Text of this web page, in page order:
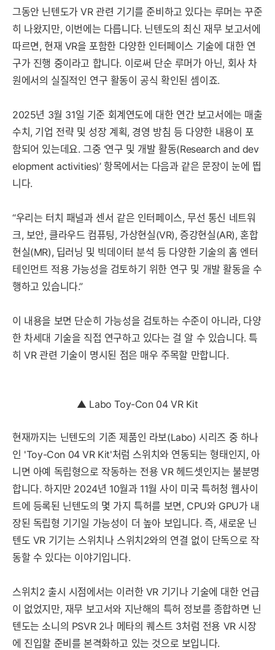
그동안 닌텐도가 VR 관련 기기를 준비하고 있다는 루머는 꾸준
히 나왔지만, 이번에는 다릅니다. 닌텐도의 최신 재무 보고서에
따르면, 현재 VR을 포함한 다양한 인터페이스 기술에 대한 연
구가 진행 중이라고 합니다. 이로써 단순 루머가 아닌, 회사 차
원에서의 실질적인 연구 활동이 공식 확인된 셈이죠.
2025년 3월 31일 기준 회계연도에 대한 연간 보고서에는 매출
수치, 기업 전략 및 성장 계획, 경영 방침 등 다양한 내용이 포
함되어 있는데요. 그중 ‘연구 및 개발 활동(Research and dev
elopment activities)’ 항목에서는 다음과 같은 문장이 눈에 띕
니다.
“우리는 터치 패널과 센서 같은 인터페이스, 무선 통신 네트워
크, 보안, 클라우드 컴퓨팅, 가상현실(VR), 증강현실(AR), 혼합
현실(MR), 딥러닝 및 빅데이터 분석 등 다양한 기술의 홈 엔터
테인먼트 적용 가능성을 검토하기 위한 연구 및 개발 활동을 수
행하고 있습니다.”
이 내용을 보면 단순히 가능성을 검토하는 수준이 아니라, 다양
한 차세대 기술을 직접 연구하고 있다는 걸 알 수 있습니다. 특
히 VR 관련 기술이 명시된 점은 매우 주목할 만합니다.
▲ Labo Toy-Con 04 VR Kit
현재까지는 닌텐도의 기존 제품인 라보(Labo) 시리즈 중 하나
인 'Toy-Con 04 VR Kit'처럼 스위치와 연동되는 형태인지, 아
니면 아예 독립형으로 작동하는 전용 VR 헤드셋인지는 불분명
합니다. 하지만 2024년 10월과 11월 사이 미국 특허청 웹사이
트에 등록된 닌텐도의 몇 가지 특허를 보면, CPU와 GPU가 내
장된 독립형 기기일 가능성이 더 높아 보입니다. 즉, 새로운 닌
텐도 VR 기기는 스위치나 스위치2와의 연결 없이 단독으로 작
동할 수 있다는 이야기입니다.
스위치2 출시 시점에서는 이러한 VR 기기나 기술에 대한 언급
이 없었지만, 재무 보고서와 지난해의 특허 정보를 종합하면 닌
텐도는 소니의 PSVR 2나 메타의 퀘스트 3처럼 전용 VR 시장
에 진입할 준비를 본격화하고 있는 것으로 보입니다.